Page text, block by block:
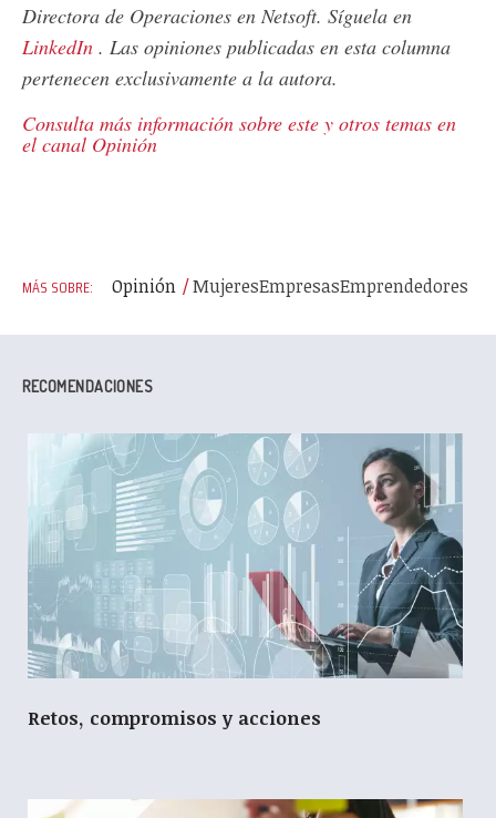
Directora de Operaciones en Netsoft. Síguela en
LinkedIn . Las opiniones publicadas en esta columna
pertenecen exclusivamente a la autora.
Consulta más información sobre este y otros temas en
el canal Opinión
Opinión MujeresEmpresasEmprendedores
RECOMENDACIONES
Retos, compromisos y acciones